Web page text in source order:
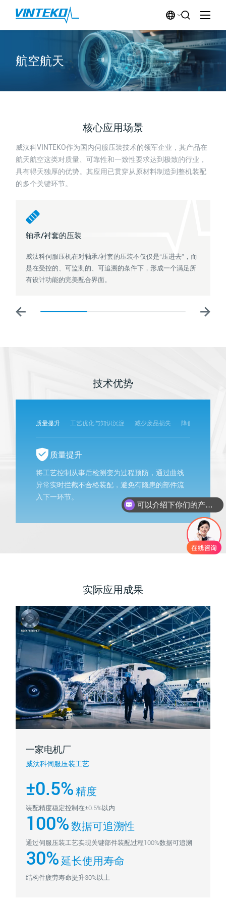
航空航天
核心应用场景
威汰科VINTEKO作为国内伺服压装技术的领军企业，其产品在
航天航空这类对质量、可靠性和一致性要求达到极致的行业，
具有得天独厚的优势。其应用已贯穿从原材料制造到整机装配
的多个关键环节。
轴承/衬套的压装
威汰科伺服压机在对轴承/衬套的压装不仅仅是“压进去”，而
是在受控的、可监测的、可追溯的条件下，形成一个满足所
有设计功能的完美配合界面。
技术优势
质量提升 工艺优化与知识沉淀 减少废品损失 降低返工成本
质量提升
将工艺控制从事后检测变为过程预防，通过曲线
异常实时拦截不合格装配，避免有隐患的部件流
入下一环节。
实际应用成果
一家电机厂
威汰科伺服压装工艺
±0.5% 精度
装配精度稳定控制在±0.5%以内
100% 数据可追溯性
通过伺服压装工艺实现关键部件装配过程100%数据可追溯
30% 延长使用寿命
结构件疲劳寿命提升30%以上
可以介绍下你们的产品么